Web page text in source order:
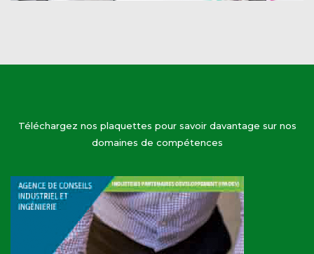
Téléchargez nos plaquettes pour savoir davantage sur nos
domaines de compétences